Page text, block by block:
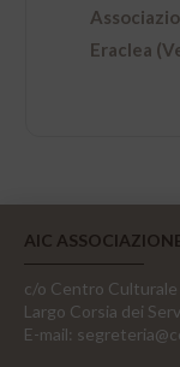
Eraclea
AIC
c/o Centro Culturale
Largo Corsia dei
E-mail: